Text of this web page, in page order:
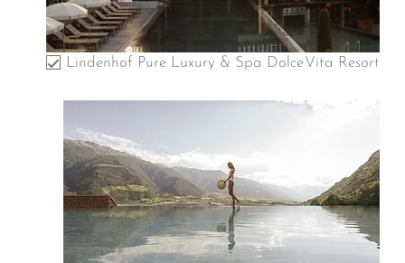
Lindenhof Pure Luxury & Spa DolceVita Resort